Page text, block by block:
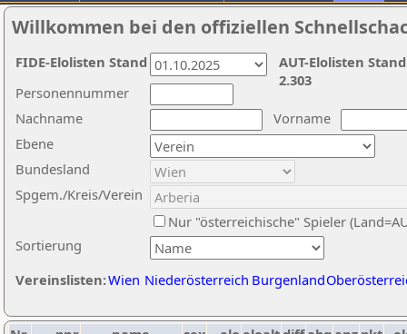
Willkommen bei den offiziellen
Nachname
Vorname
Ebene
Sortierung
Personennummer
Bundesland
Spgem./Kreis/Verein
Nur "österreichische" Spieler
Vereinslisten:Wien Niederösterreich Burgenland
AUT-Elolisten
2.303
FIDE-Elolisten Stand